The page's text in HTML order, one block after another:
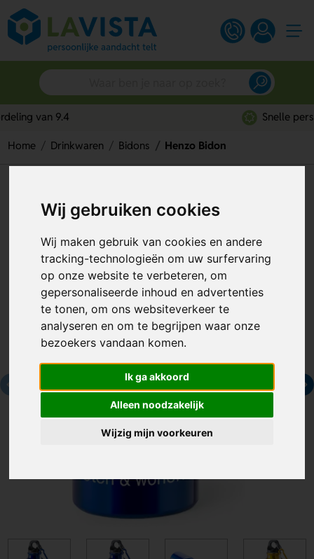
Wij gebruiken cookies
Wij maken gebruik van cookies en andere
tracking-technologieën om uw surfervaring
op onze website te verbeteren, om
gepersonaliseerde inhoud en advertenties
te tonen, om ons websiteverkeer te
analyseren en om te begrijpen waar onze
bezoekers vandaan komen.
Ik ga akkoord
Alleen noodzakelijk
Wijzig mijn voorkeuren
Home Drinkwaren Bidons Henzo Bidon
Artikelnummer:133401